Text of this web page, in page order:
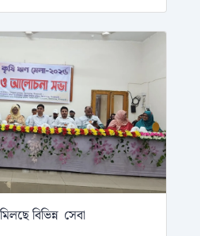
বিভিন্ন সেবা